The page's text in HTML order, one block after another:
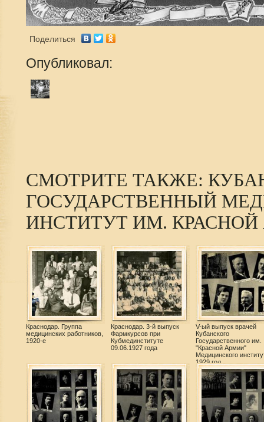
Поделиться
Опубликовал:
СМОТРИТЕ ТАКЖЕ:
ГОСУДАРСТВЕННЫЙ
ИНСТИТУТ ИМ.
Краснодар. Группа
медицинских работников,
1920-е
Краснодар. 3-й выпуск
Фармкурсов при
Кубмединституте
09.06.1927 года
V-ый выпуск врачей
Кубанского
Государственного им.
"Красной Армии"
Медицинского
1929 год